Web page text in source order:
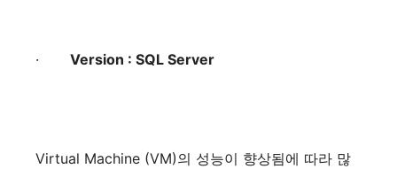
· Version : SQL Server
Virtual Machine (VM)의 성능이 향상됨에 따라 많